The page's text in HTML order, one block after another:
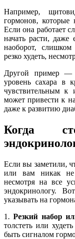
Например,
гормонов, которые
Если она работает
начать расти,
наоборот, слишком
резко худеть,
Другой пример —
уровень сахара в
чувствительным к
может привести к
даже к развитию
Когда
Если вы заметили,
или вам никак не
несмотря на все
эндокринологу.
указывать на
1.Резкий набор
толстеть или
быть сигналом